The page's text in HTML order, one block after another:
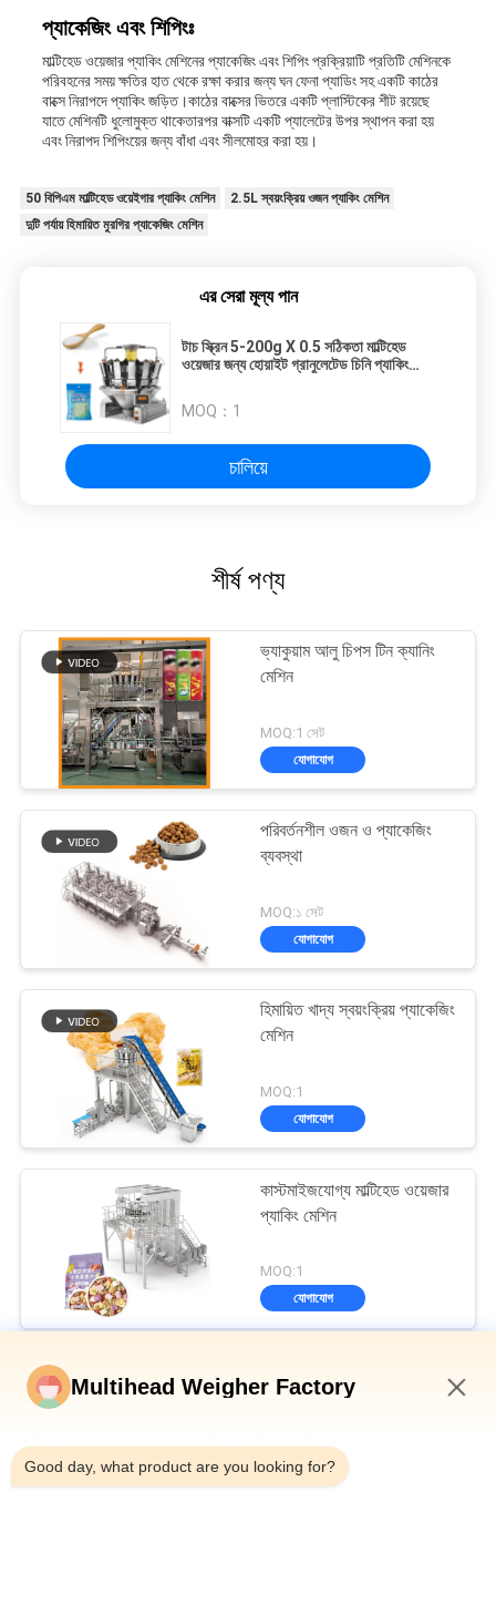
প্যাকেজিং এবং শিপিংঃ
মাল্টিহেড ওয়েজার প্যাকিং মেশিনের প্যাকেজিং এবং শিপিং প্রক্রিয়াটি প্রতিটি মেশিনকে
পরিবহনের সময় ক্ষতির হাত থেকে রক্ষা করার জন্য ঘন ফেনা প্যাডিং সহ একটি কাঠের
বাক্সে নিরাপদে প্যাকিং জড়িত।কাঠের বাক্সের ভিতরে একটি প্লাস্টিকের শীট রয়েছে
যাতে মেশিনটি ধুলোমুক্ত থাকেতারপর বাক্সটি একটি প্যালেটের উপর স্থাপন করা হয়
এবং নিরাপদ শিপিংয়ের জন্য বাঁধা এবং সীলমোহর করা হয়।
50 বিপিএম মাল্টিহেড ওয়েইগার প্যাকিং মেশিন
2.5L স্বয়ংক্রিয় ওজন প্যাকিং মেশিন
দুটি পর্যায় হিমায়িত মুরগির প্যাকেজিং মেশিন
এর সেরা মূল্য পান
টাচ স্ক্রিন 5-200g X 0.5 সঠিকতা মাল্টিহেড
ওয়েজার জন্য হোয়াইট গ্রানুলেটেড চিনি প্যাকিং
MOQ： 1
চালিয়ে
শীর্ষ পণ্য
ভ্যাকুয়াম আলু চিপস টিন ক্যানিং
মেশিন
MOQ:1 সেট
যোগাযোগ
পরিবর্তনশীল ওজন ও প্যাকেজিং
ব্যবস্থা
MOQ:১ সেট
যোগাযোগ
হিমায়িত খাদ্য স্বয়ংক্রিয় প্যাকেজিং
মেশিন
MOQ:1
যোগাযোগ
কাস্টমাইজযোগ্য মাল্টিহেড ওয়েজার
প্যাকিং মেশিন
MOQ:1
যোগাযোগ
মাল্টিহেড ওয়েদার প্যাকিং মেশিন
বোতল টিনের ক্যানের জন্য অটো ওয়েজিং ফিলিং এবং সিলিং মেশিন 10-500 গ্রাম ক্যানড
Multihead Weigher Factory
Good day, what product are you looking for?